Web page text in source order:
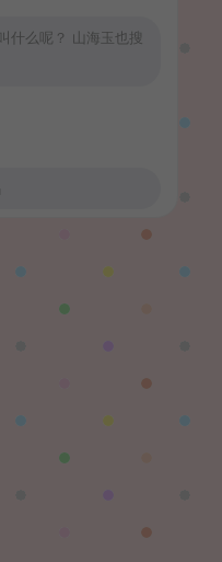
什么呢？ 山海玉也搜